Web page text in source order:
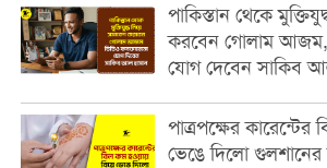
পাকিস্তান থেকে
করবেন গোলাম আজম,
যোগ দেবেন সাকিব
পাত্রপক্ষের
ভেঙে দিলো